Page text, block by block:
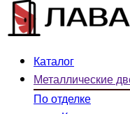
Каталог
Металлические
По отделке